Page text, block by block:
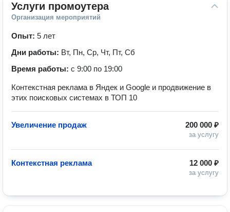
Услуги промоутера
Организация мероприятий
Опыт: 5 лет
Дни работы: Вт, Пн, Ср, Чт, Пт, Сб
Время работы: с 9:00 по 19:00
Контекстная реклама в Яндек и Google и продвижение в
этих поисковых системах в ТОП 10
200 000 ₽
за услугу
Увеличение продаж
12 000 ₽
за услугу
Контекстная реклама